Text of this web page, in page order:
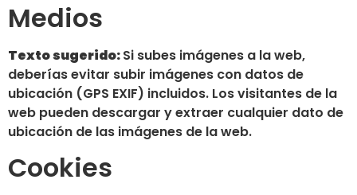
Medios
Texto sugerido:Si subes imágenes a la web,
deberías evitar subir imágenes con datos de
ubicación (GPS EXIF) incluidos. Los visitantes de la
web pueden descargar y extraer cualquier dato de
ubicación de las imágenes de la web.
Cookies